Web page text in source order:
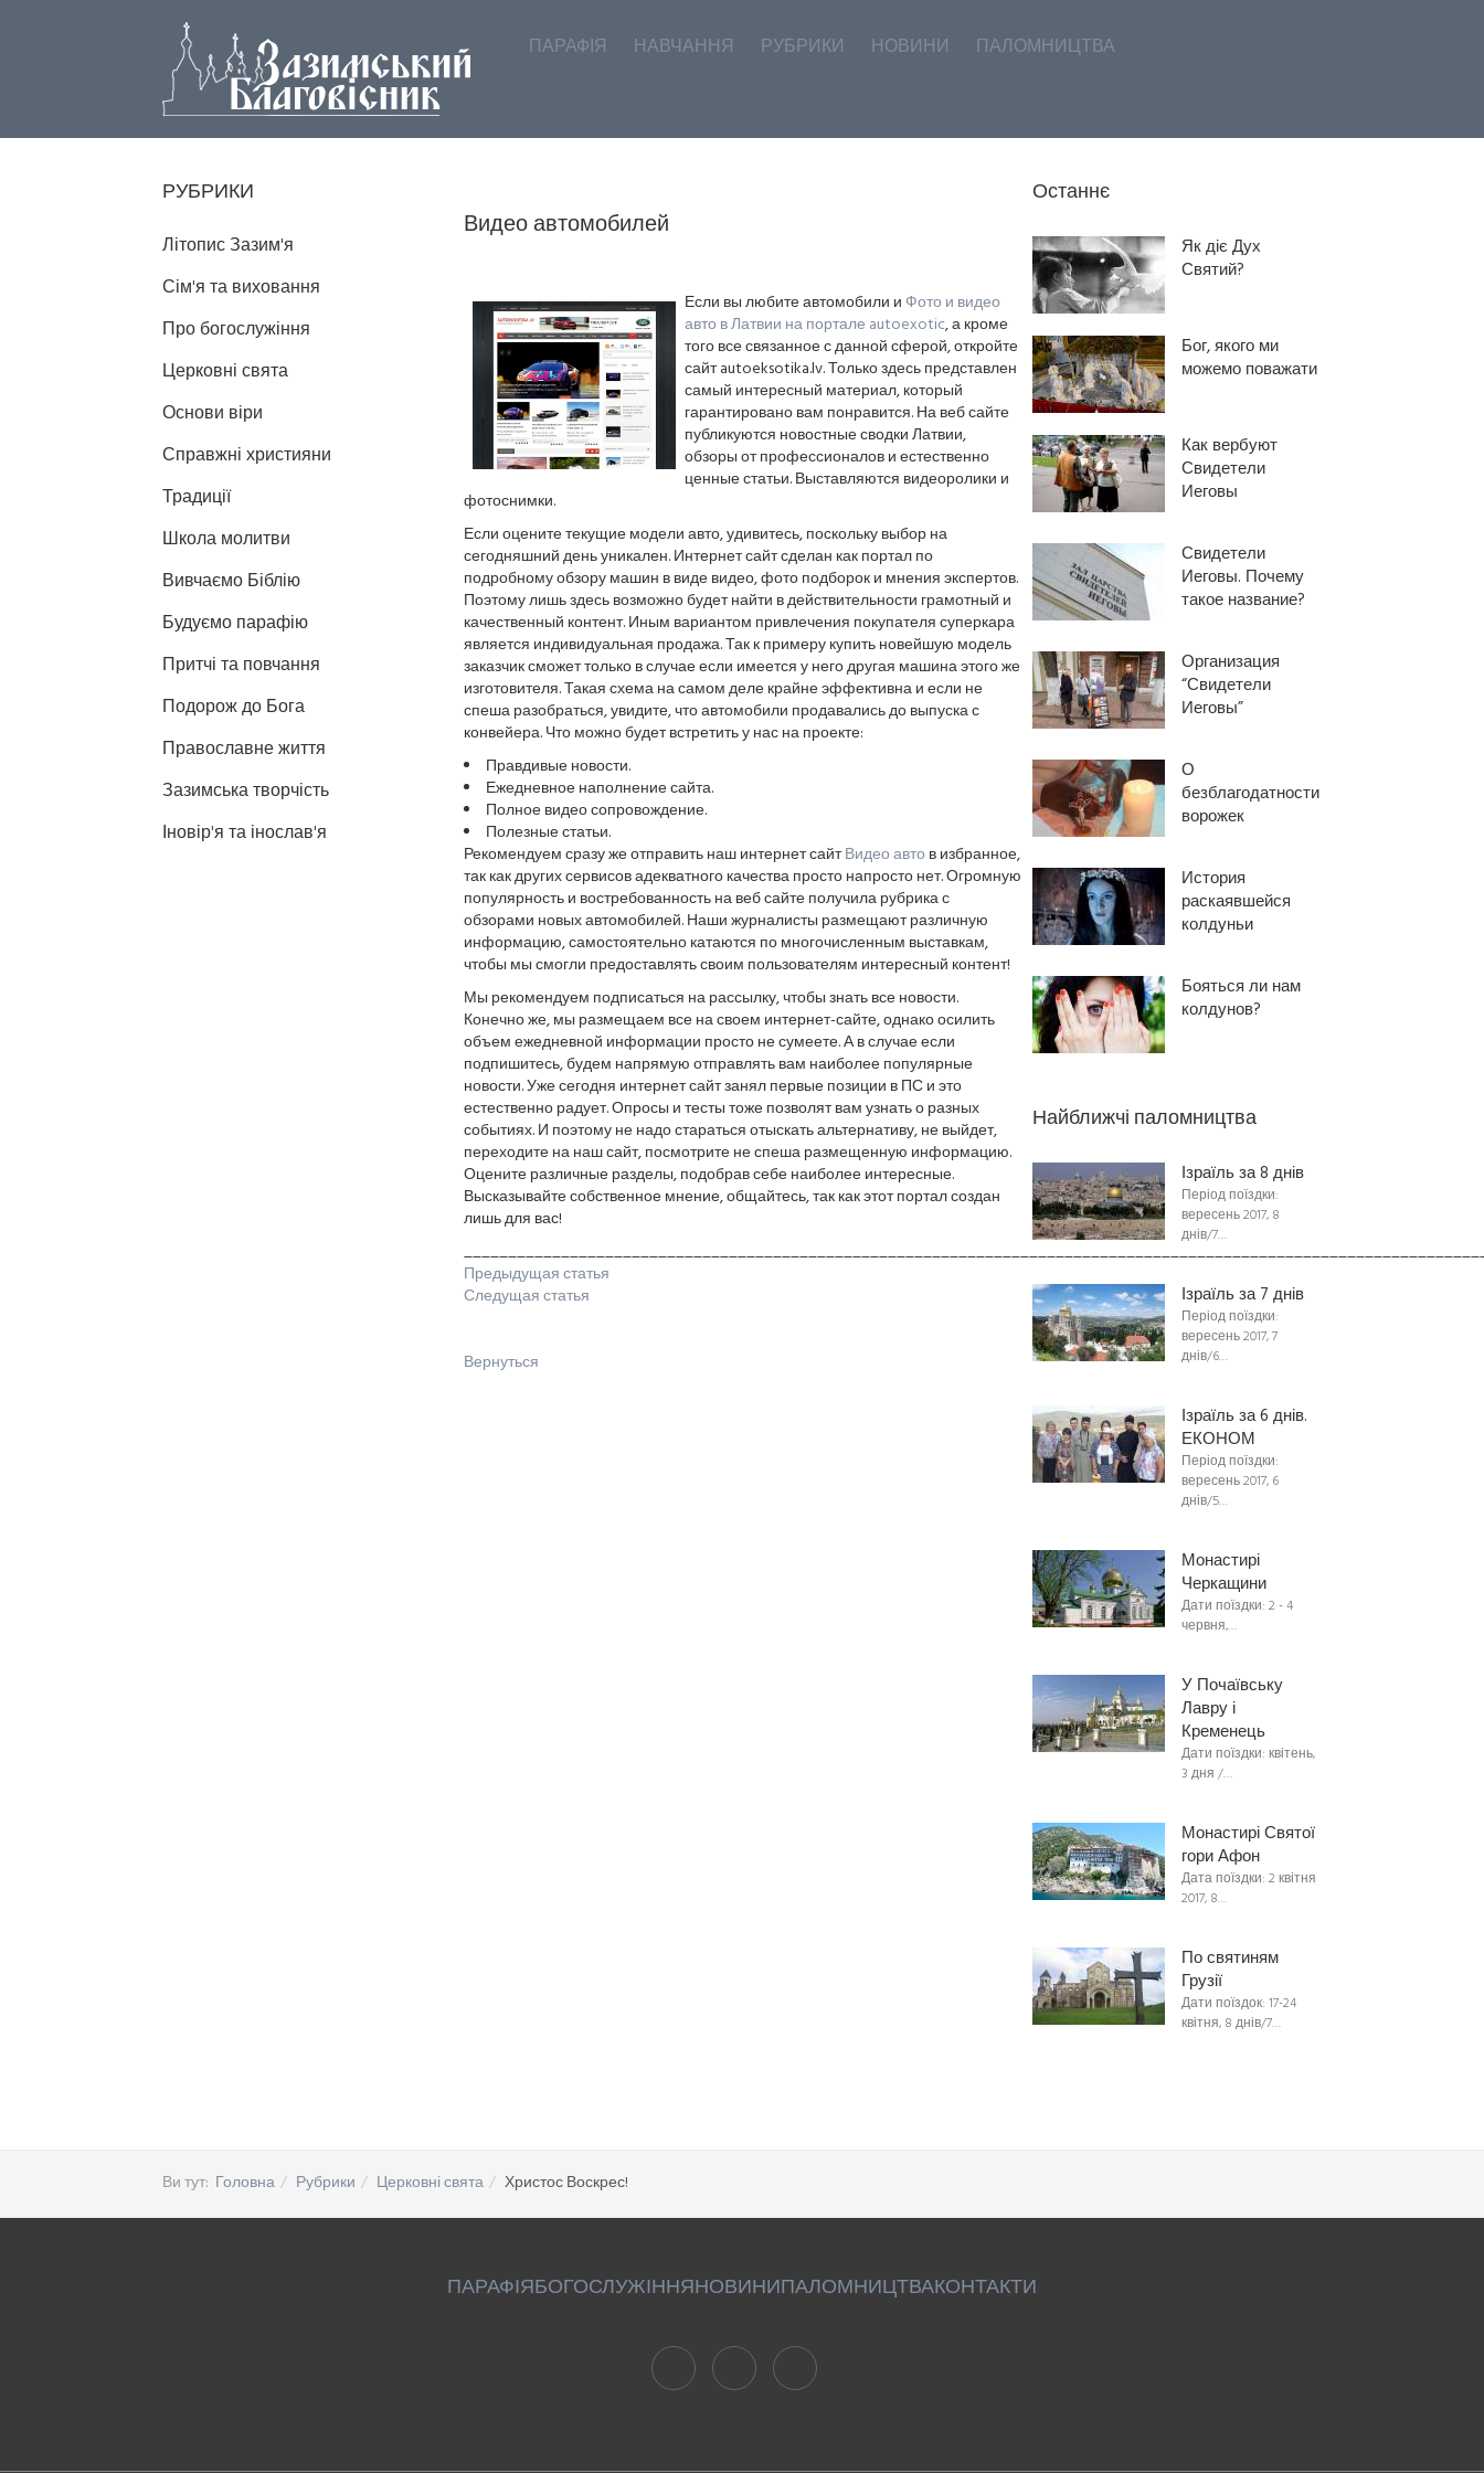
ПАРАФІЯ НАВЧАННЯ РУБРИКИ НОВИНИ ПАЛОМНИЦТВА
Видео автомобилей
Если вы любите автомобили и Фото и видео
авто в Латвии на портале autoexotic, а кроме
того все связанное с данной сферой, откройте
сайт autoeksotika.lv. Только здесь представлен
самый интересный материал, который
гарантировано вам понравится. На веб сайте
публикуются новостные сводки Латвии,
обзоры от профессионалов и естественно
ценные статьи. Выставляются видеоролики и
фотоснимки.
Если оцените текущие модели авто, удивитесь, поскольку выбор на
сегодняшний день уникален. Интернет сайт сделан как портал по
подробному обзору машин в виде видео, фото подборок и мнения экспертов.
Поэтому лишь здесь возможно будет найти в действительности грамотный и
качественный контент. Иным вариантом привлечения покупателя суперкара
является индивидуальная продажа. Так к примеру купить новейшую модель
заказчик сможет только в случае если имеется у него другая машина этого же
изготовителя. Такая схема на самом деле крайне эффективна и если не
спеша разобраться, увидите, что автомобили продавались до выпуска с
конвейера. Что можно будет встретить у нас на проекте:
Правдивые новости.
Ежедневное наполнение сайта.
Полное видео сопровождение.
Полезные статьи.
Рекомендуем сразу же отправить наш интернет сайтВидео авто в избранное,
так как других сервисов адекватного качества просто напросто нет. Огромную
популярность и востребованность на веб сайте получила рубрика с
обзорами новых автомобилей. Наши журналисты размещают различную
информацию, самостоятельно катаются по многочисленным выставкам,
чтобы мы смогли предоставлять своим пользователям интересный контент!
Мы рекомендуем подписаться на рассылку, чтобы знать все новости.
Конечно же, мы размещаем все на своем интернет-сайте, однако осилить
объем ежедневной информации просто не сумеете. А в случае если
подпишитесь, будем напрямую отправлять вам наиболее популярные
новости. Уже сегодня интернет сайт занял первые позиции в ПС и это
естественно радует. Опросы и тесты тоже позволят вам узнать о разных
событиях. И поэтому не надо стараться отыскать альтернативу, не выйдет,
переходите на наш сайт, посмотрите не спеша размещенную информацию.
Оцените различные разделы, подобрав себе наиболее интересные.
Высказывайте собственное мнение, общайтесь, так как этот портал создан
лишь для вас!
Предыдущая статья
Следущая статья
Вернуться
РУБРИКИ
Літопис Зазим'я
Сім'я та виховання
Про богослужіння
Церковні свята
Основи віри
Справжні християни
Традиції
Школа молитви
Вивчаємо Біблію
Будуємо парафію
Притчі та повчання
Подорож до Бога
Православне життя
Зазимська творчість
Іновір'я та інослав'я
Останнє
Як діє Дух
Святий?
Бог, якого ми
можемо поважати
Как вербуют
Свидетели
Иеговы
Свидетели
Иеговы. Почему
такое название?
Организация
“Свидетели
Иеговы”
О
безблагодатности
ворожек
История
раскаявшейся
колдуньи
Бояться ли нам
колдунов?
Найближчі паломництва
Ізраїль за 8 днів
Період поїздки:
вересень 2017, 8
днів/7…
Ізраїль за 7 днів
Період поїздки:
вересень 2017, 7
днів/6…
Ізраїль за 6 днів.
ЕКОНОМ
Період поїздки:
вересень 2017, 6
днів/5…
Монастирі
Черкащини
Дати поїздки: 2 - 4
червня,…
У Почаївську
Лавру і
Кременець
Дати поїздки: квітень,
3 дня /…
Монастирі Святої
гори Афон
Дата поїздки: 2 квітня
2017, 8…
По святиням
Грузії
Дати поїздок: 17-24
квітня, 8 днів/7…
Ви тут: Головна Рубрики Церковні свята Христос Воскрес!
ПАРАФІЯБОГОСЛУЖІННЯНОВИНИПАЛОМНИЦТВАКОНТАКТИ